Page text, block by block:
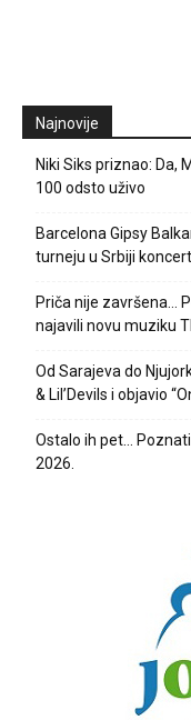
Najnovije
Niki Siks priznao: Da,
100 odsto uživo
Barcelona Gipsy
turneju u Srbiji
Priča nije završena…
najavili novu muziku
Od Sarajeva do
& Lil’Devils i objavio
Ostalo ih pet…
2026.